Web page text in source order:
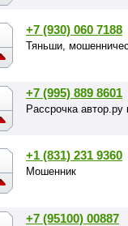
+7 (930) 060 7188
Тяньши,
+7 (995) 889 8601
Рассрочка
+1 (831) 231 9360
Мошенник
+7 (95100) 00887